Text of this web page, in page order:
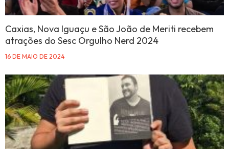
Caxias, Nova Iguaçu e São João de Meriti recebem
atrações do Sesc Orgulho Nerd 2024
16 DE MAIO DE 2024